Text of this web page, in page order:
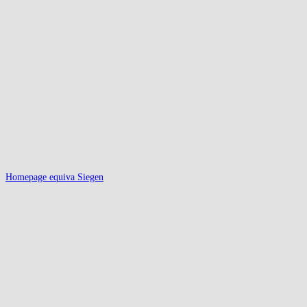
Homepage equiva Siegen